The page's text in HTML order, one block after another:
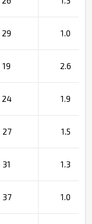
29 1.0
19 2.6
24 1.9
27 1.5
31 1.3
37 1.0